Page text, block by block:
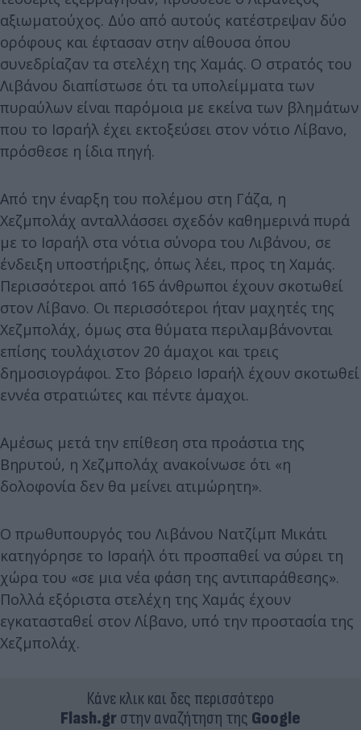
αξιωματούχος. Δύο από αυτούς κατέστρεψαν δύο
ορόφους και έφτασαν στην αίθουσα όπου
συνεδρίαζαν τα στελέχη της Χαμάς. Ο στρατός του
Λιβάνου διαπίστωσε ότι τα υπολείμματα των
πυραύλων είναι παρόμοια με εκείνα των βλημάτων
που το Ισραήλ έχει εκτοξεύσει στον νότιο Λίβανο,
πρόσθεσε η ίδια πηγή.
Από την έναρξη του πολέμου στη Γάζα, η
Χεζμπολάχ ανταλλάσσει σχεδόν καθημερινά πυρά
με το Ισραήλ στα νότια σύνορα του Λιβάνου, σε
ένδειξη υποστήριξης, όπως λέει, προς τη Χαμάς.
Περισσότεροι από 165 άνθρωποι έχουν σκοτωθεί
στον Λίβανο. Οι περισσότεροι ήταν μαχητές της
Χεζμπολάχ, όμως στα θύματα περιλαμβάνονται
επίσης τουλάχιστον 20 άμαχοι και τρεις
δημοσιογράφοι. Στο βόρειο Ισραήλ έχουν σκοτωθεί
εννέα στρατιώτες και πέντε άμαχοι.
Αμέσως μετά την επίθεση στα προάστια της
Βηρυτού, η Χεζμπολάχ ανακοίνωσε ότι «η
δολοφονία δεν θα μείνει ατιμώρητη».
Ο πρωθυπουργός του Λιβάνου Νατζίμπ Μικάτι
κατηγόρησε το Ισραήλ ότι προσπαθεί να σύρει τη
χώρα του «σε μια νέα φάση της αντιπαράθεσης».
Πολλά εξόριστα στελέχη της Χαμάς έχουν
εγκατασταθεί στον Λίβανο, υπό την προστασία της
Χεζμπολάχ.
Κάνε κλικ και δες περισσότερο
Flash.grστην αναζήτηση της Google